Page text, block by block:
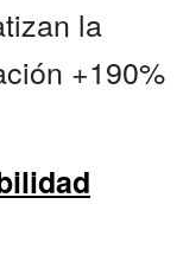
la
+190%